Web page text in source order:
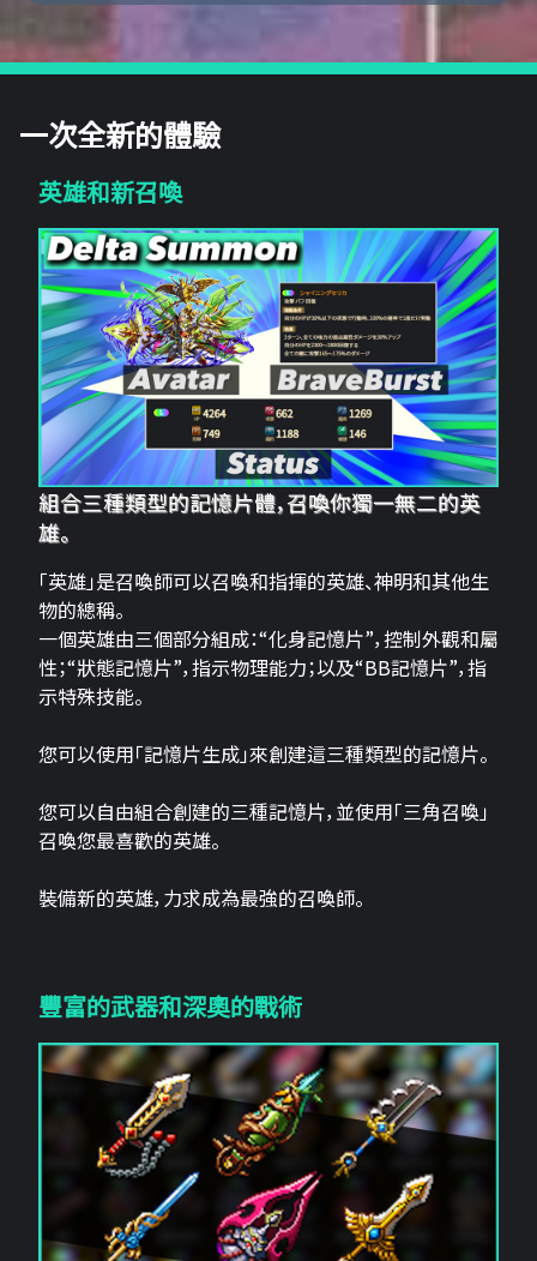
一次全新的體驗
英雄和新召喚
組合三種類型的記憶片體，召喚你獨一無二的英
雄。
「英雄」是召喚師可以召喚和指揮的英雄、神明和其他生
物的總稱。
一個英雄由三個部分組成：“化身記憶片”，控制外觀和屬
性；“狀態記憶片”，指示物理能力；以及“BB記憶片”，指
示特殊技能。
您可以使用「記憶片生成」來創建這三​​種類型的記憶片。
您可以自由組合創建的三種記憶片，並使用「三角召喚」
召喚您最喜歡的英雄。
裝備新的英雄，力求成為最強的召喚師。
豐富的武器和深奧的戰術